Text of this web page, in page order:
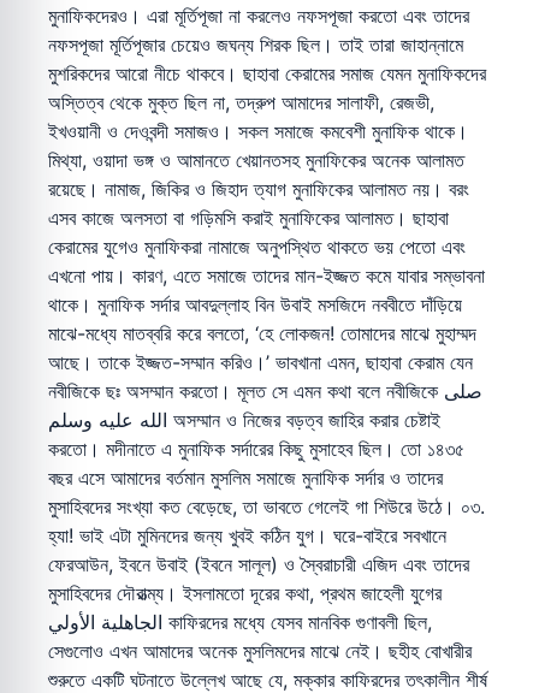
মুনাফিকদেরও। এরা মূর্তিপূজা না করলেও নফসপূজা করতো এবং তাদের
নফসপূজা মূর্তিপূজার চেয়েও জঘন্য শিরক ছিল। তাই তারা জাহান্নামে
মুশরিকদের আরো নীচে থাকবে। ছাহাবা কেরামের সমাজ যেমন মুনাফিকদের
অস্তিত্ব থেকে মুক্ত ছিল না, তদ্রুপ আমাদের সালাফী, রেজভী,
ইখওয়ানী ও দেওবন্দী সমাজও। সকল সমাজে কমবেশী মুনাফিক থাকে।
মিথ্যা, ওয়াদা ভঙ্গ ও আমানতে খেয়ানতসহ মুনাফিকের অনেক আলামত
রয়েছে। নামাজ, জিকির ও জিহাদ ত্যাগ মুনাফিকের আলামত নয়। বরং
এসব কাজে অলসতা বা গড়িমসি করাই মুনাফিকের আলামত। ছাহাবা
কেরামের যুগেও মুনাফিকরা নামাজে অনুপস্থিত থাকতে ভয় পেতো এবং
এখনো পায়। কারণ, এতে সমাজে তাদের মান-ইজ্জত কমে যাবার সম্ভাবনা
থাকে। মুনাফিক সর্দার আবদুল্লাহ বিন উবাই মসজিদে নববীতে দাঁড়িয়ে
মাঝে-মধ্যে মাতব্বরি করে বলতো, ‘হে লোকজন! তোমাদের মাঝে মুহাম্মদ
আছে। তাকে ইজ্জত-সম্মান করিও।’ ভাবখানা এমন, ছাহাবা কেরাম যেন
নবীজিকে ছঃ অসম্মান করতো। মূলত সে এমন কথা বলে নবীজিকে صلى
الله عليه وسلم অসম্মান ও নিজের বড়ত্ব জাহির করার চেষ্টাই
করতো। মদীনাতে এ মুনাফিক সর্দারের কিছু মুসাহেব ছিল। তো ১৪৩৫
বছর এসে আমাদের বর্তমান মুসলিম সমাজে মুনাফিক সর্দার ও তাদের
মুসাহিবদের সংখ্যা কত বেড়েছে, তা ভাবতে গেলেই গা শিউরে উঠে। ০৩.
হ্যা! ভাই এটা মুমিনদের জন্য খুবই কঠিন যুগ। ঘরে-বাইরে সবখানে
ফেরআউন, ইবনে উবাই (ইবনে সালূল) ও স্বৈরাচারী এজিদ এবং তাদের
মুসাহিবদের দৌরাত্ম্য। ইসলামতো দূরের কথা, প্রথম জাহেলী যুগের
الجاهلية الأولي কাফিরদের মধ্যে যেসব মানবিক গুণাবলী ছিল,
সেগুলোও এখন আমাদের অনেক মুসলিমদের মাঝে নেই। ছহীহ বোখারীর
শুরুতে একটি ঘটনাতে উল্লেখ আছে যে, মক্কার কাফিরদের তৎকালীন শীর্ষ